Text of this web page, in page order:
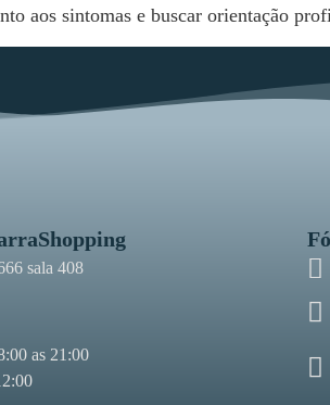
aos sintomas e buscar orientação
sala 408
as 21:00